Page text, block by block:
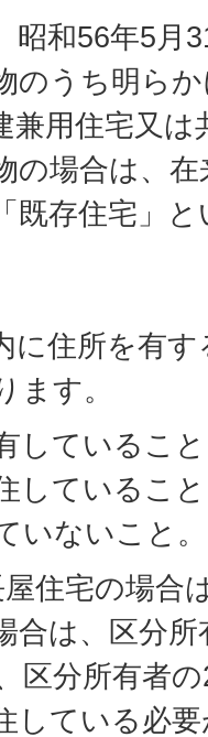
昭和56年5月
のうち明ら
兼用住宅又
の場合は、
既存住宅」と
に住所を有
ます。
しているこ
しているこ
いないこと。
住宅の場合
合は、区分
区分所有者
している必